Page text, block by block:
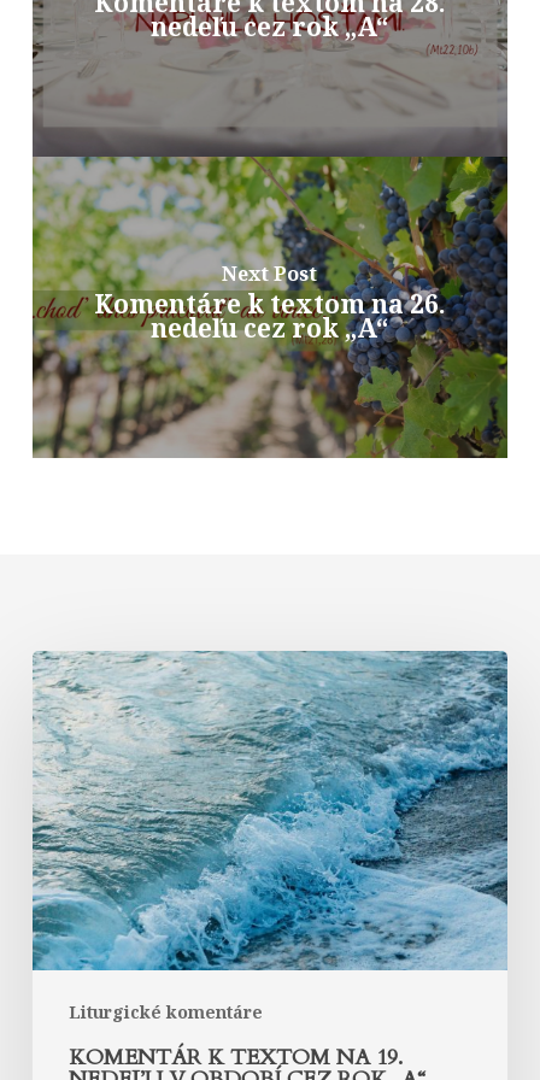
nedeľu cez rok „A“
Next Post
Komentáre k textom na 26.
nedeľu cez rok „A“
Liturgické komentáre
Komentár
k
textom
na
19.
nedeľu
v
období
cez
rok
„A“
KOMENTÁR K TEXTOM NA 19.